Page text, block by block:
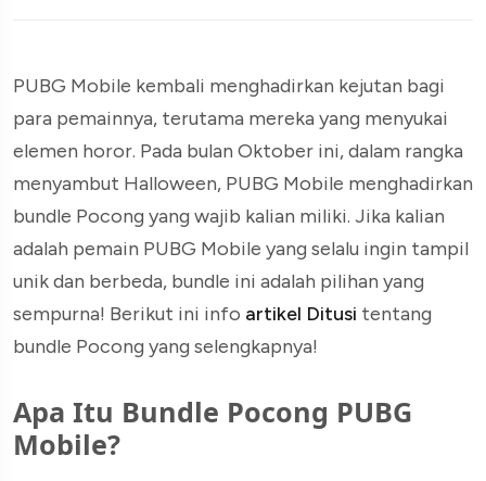
PUBG Mobile kembali menghadirkan kejutan bagi
para pemainnya, terutama mereka yang menyukai
elemen horor. Pada bulan Oktober ini, dalam rangka
menyambut Halloween, PUBG Mobile menghadirkan
bundle Pocong yang wajib kalian miliki. Jika kalian
adalah pemain PUBG Mobile yang selalu ingin tampil
unik dan berbeda, bundle ini adalah pilihan yang
sempurna! Berikut ini info artikel Ditusi tentang
bundle Pocong yang selengkapnya!
Apa Itu Bundle Pocong PUBG
Mobile?